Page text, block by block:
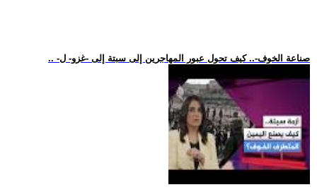
.. -صناعة الخوف-.. كيف تحول عبور المهاجرين إلى سبتة إلى -غزو- ل